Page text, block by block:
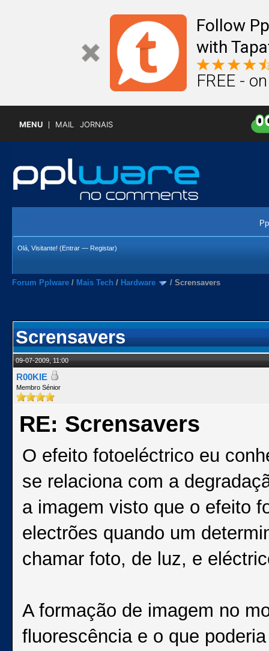
Follow
with
FREE -
MENU MAIL JORNAIS
Olá, Visitante! (Entrar — Registar)
Forum Pplware / Mais Tech / Hardware / Scrensavers
Scrensavers
09-07-2009, 11:00
R00KIE
Membro Sénior
RE: Scrensavers
O efeito fotoeléctrico eu
se relaciona com a
a imagem visto que o efeito
electrões quando um
chamar foto, de luz, e
A formação de imagem no
fluorescência e o que